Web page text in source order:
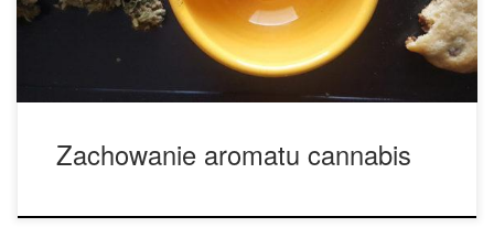
wiele włosów już podczas tego procesu. Twoje palce z […]
Zachowanie aromatu cannabis